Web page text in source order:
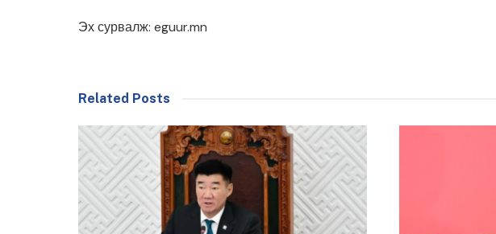
Эх сурвалж: eguur.mn
Related Posts